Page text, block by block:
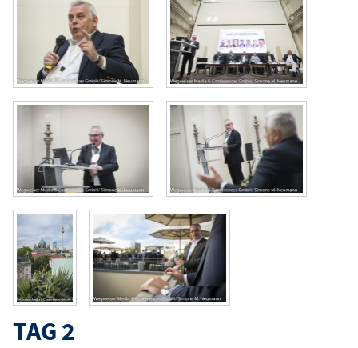
TAG 2